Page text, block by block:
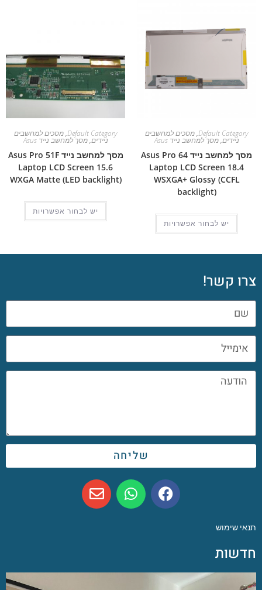
Default Category
,מסכים למחשבים
ניידים,מסך למחשב נייד Asus
מסך למחשב נייד Asus Pro 64
Laptop LCD Screen 18.4
WSXGA+ Glossy (CCFL
backlight)
יש לבחור אפשרויות
Default Category
,מסכים למחשבים
ניידים,מסך למחשב נייד Asus
מסך למחשב נייד Asus Pro 51F
Laptop LCD Screen 15.6
WXGA Matte (LED backlight)
יש לבחור אפשרויות
צרו קשר!
שליחה
תנאי שימוש
חדשות